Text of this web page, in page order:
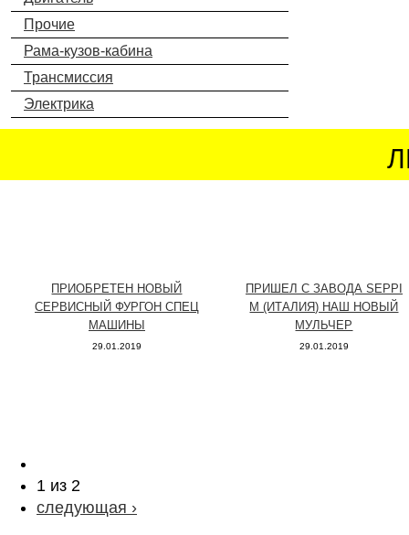
Прочие
Рама-кузов-кабина
Трансмиссия
Электрика
ПРИОБРЕТЕН НОВЫЙ
СЕРВИСНЫЙ ФУРГОН СПЕЦ
МАШИНЫ
29.01.2019
ПРИШЕЛ С ЗАВОДА SEPPI
M (ИТАЛИЯ) НАШ НОВЫЙ
МУЛЬЧЕР
29.01.2019
1 из 2
следующая ›